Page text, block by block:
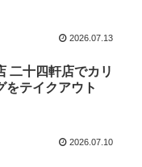
2026.07.13
二十四軒店でカリ
をテイクアウト
2026.07.10